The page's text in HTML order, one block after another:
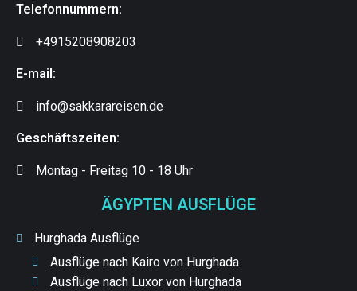
Telefonnummern:
+4915208908203
E-mail:
info@sakkarareisen.de
Geschäftszeiten:
Montag - Freitag 10 - 18 Uhr
ÄGYPTEN AUSFLÜGE
Hurghada Ausflüge
Ausflüge nach Kairo von Hurghada
Ausflüge nach Luxor von Hurghada